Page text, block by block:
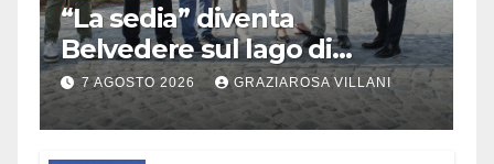
“La sedia” diventa
Belvedere sul lago di
Bracciano: ieri
l’inaugurazione
7 AGOSTO 2026 GRAZIAROSA VILLANI